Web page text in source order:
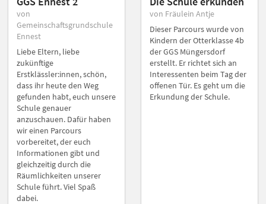
von
Gemeinschaftsgrundschule
Ennest
Liebe Eltern, liebe
zukünftige
Erstklässler:innen, schön,
dass ihr heute den Weg
gefunden habt, euch unsere
Schule genauer
anzuschauen. Dafür haben
wir einen Parcours
vorbereitet, der euch
Informationen gibt und
gleichzeitig durch die
Räumlichkeiten unserer
Schule führt. Viel Spaß
dabei.
von Fräulein Antje
Dieser Parcours wurde von
Kindern der Otterklasse 4b
der GGS Müngersdorf
erstellt. Er richtet sich an
Interessenten beim Tag der
offenen Tür. Es geht um die
Erkundung der Schule.